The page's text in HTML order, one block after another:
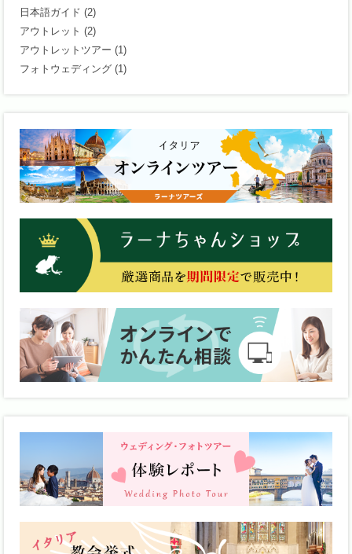
日本語ガイド (2)
アウトレット (2)
アウトレットツアー (1)
フォトウェディング (1)